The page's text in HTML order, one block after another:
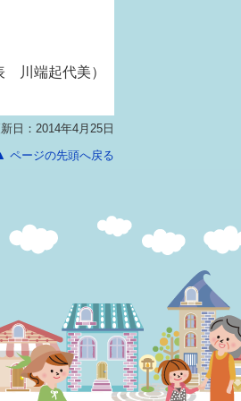
川端起代美）
日：2014年4月25日
ページの先頭へ戻る